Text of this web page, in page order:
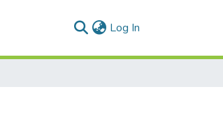
Log In